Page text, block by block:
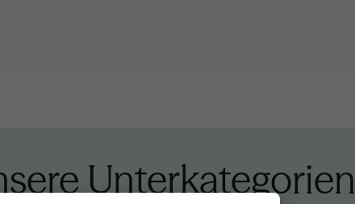
Unterkategorien